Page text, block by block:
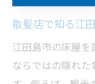
散髪店で知る江
江田島市の床屋
ならではの隠れた